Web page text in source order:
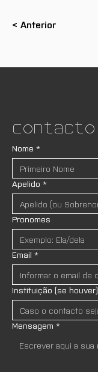
< Anterior
Contacto
Nome *
Apelido *
Pronomes
Email *
Instituição (se houver)
Mensagem *